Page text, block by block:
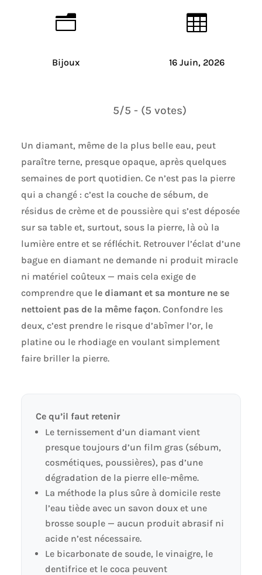
n
Bijoux

16 Juin, 2026
5/5 - (5 votes)
Un diamant, même de la plus belle eau, peut
paraître terne, presque opaque, après quelques
semaines de port quotidien. Ce n’est pas la pierre
qui a changé : c’est la couche de sébum, de
résidus de crème et de poussière qui s’est déposée
sur sa table et, surtout, sous la pierre, là où la
lumière entre et se réfléchit. Retrouver l’éclat d’une
bague en diamant ne demande ni produit miracle
ni matériel coûteux — mais cela exige de
comprendre que le diamant et sa monture ne se
nettoient pas de la même façon. Confondre les
deux, c’est prendre le risque d’abîmer l’or, le
platine ou le rhodiage en voulant simplement
faire briller la pierre.
Ce qu’il faut retenir
Le ternissement d’un diamant vient
presque toujours d’un film gras (sébum,
cosmétiques, poussières), pas d’une
dégradation de la pierre elle-même.
La méthode la plus sûre à domicile reste
l’eau tiède avec un savon doux et une
brosse souple — aucun produit abrasif ni
acide n’est nécessaire.
Le bicarbonate de soude, le vinaigre, le
dentifrice et le coca peuvent